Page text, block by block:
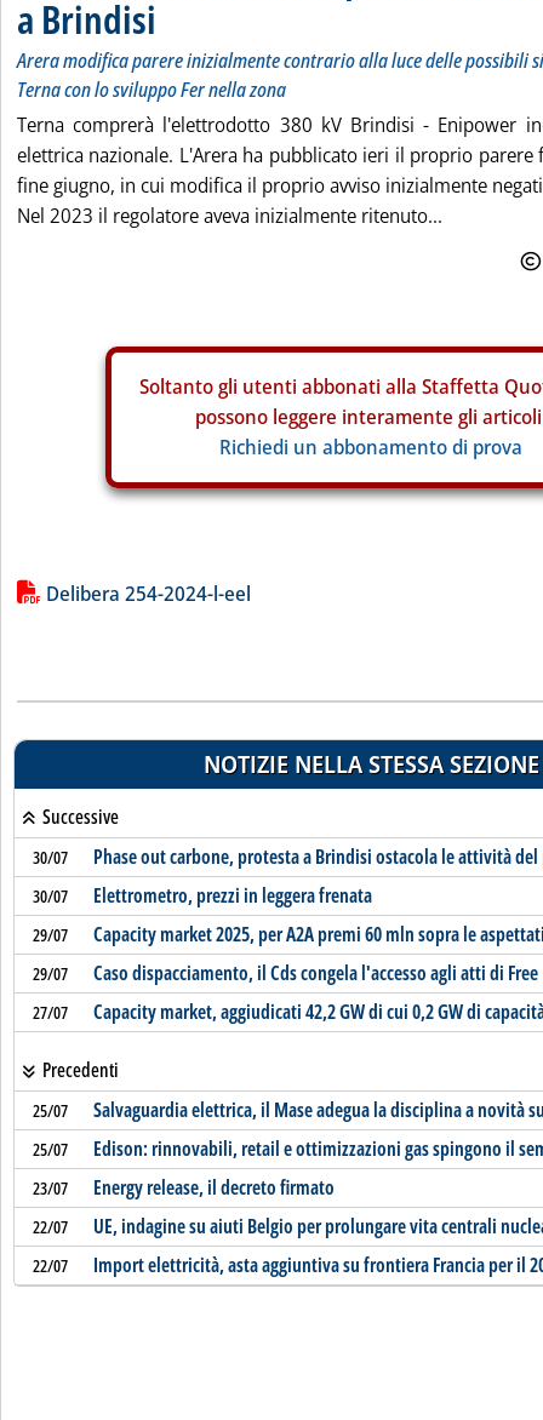
a Brindisi
Arera modifica parere inizialmente contrario alla luce delle possibili
Terna con lo sviluppo Fer nella zona
Terna comprerà l'elettrodotto 380 kV Brindisi - Enipower
elettrica nazionale. L'Arera ha pubblicato ieri il proprio parere
fine giugno, in cui modifica il proprio avviso inizialmente
Nel 2023 il regolatore aveva inizialmente ritenuto...
Soltanto gli utenti abbonati alla Staffetta
possono leggere interamente gli
Richiedi un abbonamento di prova
Lista allegati PDF alla notizia
Delibera 254-2024-l-eel
NOTIZIE NELLA STESSA SEZIONE
Successive
30/07 Phase out carbone, protesta a Brindisi ostacola le attività
30/07 Elettrometro, prezzi in leggera frenata
29/07 Capacity market 2025, per A2A premi 60 mln sopra le
29/07 Caso dispacciamento, il Cds congela l'accesso agli atti di Free
27/07 Capacity market, aggiudicati 42,2 GW di cui 0,2 GW di
Precedenti
25/07 Salvaguardia elettrica, il Mase adegua la disciplina a novità
25/07 Edison: rinnovabili, retail e ottimizzazioni gas spingono il
23/07 Energy release, il decreto firmato
22/07 UE, indagine su aiuti Belgio per prolungare vita centrali
22/07 Import elettricità, asta aggiuntiva su frontiera Francia per il